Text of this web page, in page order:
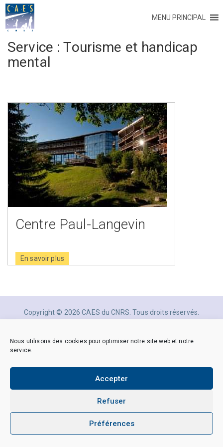
Nous utilisons des cookies pour optimiser notre site web et notre
service.
Accepter
Refuser
Préférences
MENU PRINCIPAL
Service :Tourisme et handicap
mental
Centre Paul-Langevin
En savoir plus
Copyright © 2026 CAES du CNRS. Tous droits réservés.
Crédits